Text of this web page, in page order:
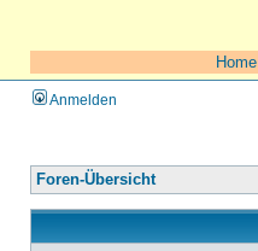
Home
Anmelden
Foren-Übersicht